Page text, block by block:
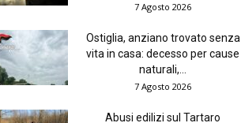
7 Agosto 2026
Ostiglia, anziano trovato senza
vita in casa: decesso per cause
naturali,...
7 Agosto 2026
Abusi edilizi sul Tartaro